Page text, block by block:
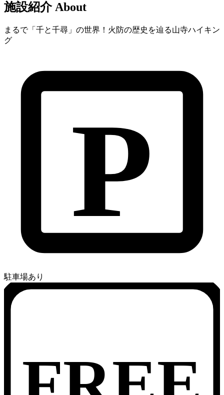
施設紹介 About
まるで「千と千尋」の世界！火防の歴史を辿る山寺ハイキン
グ
P
駐車場あり